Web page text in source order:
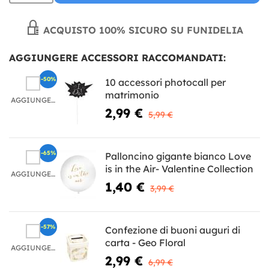
ACQUISTO 100% SICURO SU FUNIDELIA
AGGIUNGERE ACCESSORI RACCOMANDATI:
AGGIUNGERE
10 accessori photocall per
matrimonio
2,99 € 5,99 €
-50%
AGGIUNGERE
Palloncino gigante bianco Love
is in the Air- Valentine Collection
1,40 € 3,99 €
-65%
AGGIUNGERE
Confezione di buoni auguri di
carta - Geo Floral
2,99 € 6,99 €
-57%